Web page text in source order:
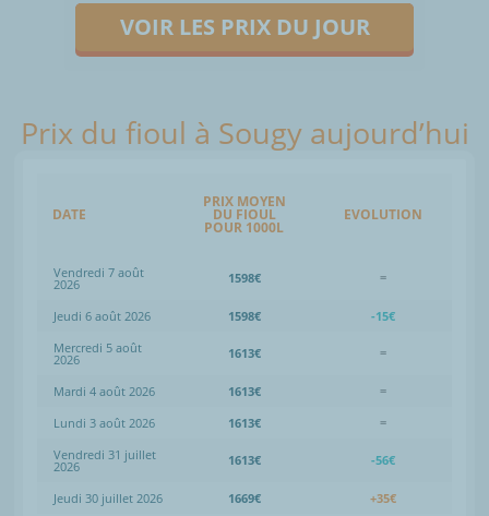
VOIR LES PRIX DU JOUR
Prix du fioul à Sougy aujourd’hui
DATE
PRIX MOYEN
DU FIOUL
POUR 1000L
EVOLUTION
Vendredi 7 août
2026 1598€ =
Jeudi 6 août 2026 1598€
-15€
Mercredi 5 août
2026 1613€ =
Mardi 4 août 2026 1613€
=
Lundi 3 août 2026
1613€
=
Vendredi 31 juillet
2026 1613€ -56€
Jeudi 30 juillet 2026 1669€ +35€